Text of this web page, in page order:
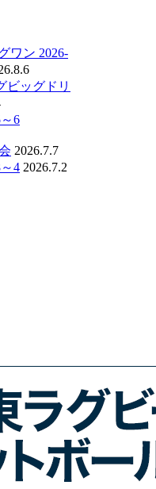
ワン 2026-
ビッグドリ
6
2026.7.7
4 2026.7.2